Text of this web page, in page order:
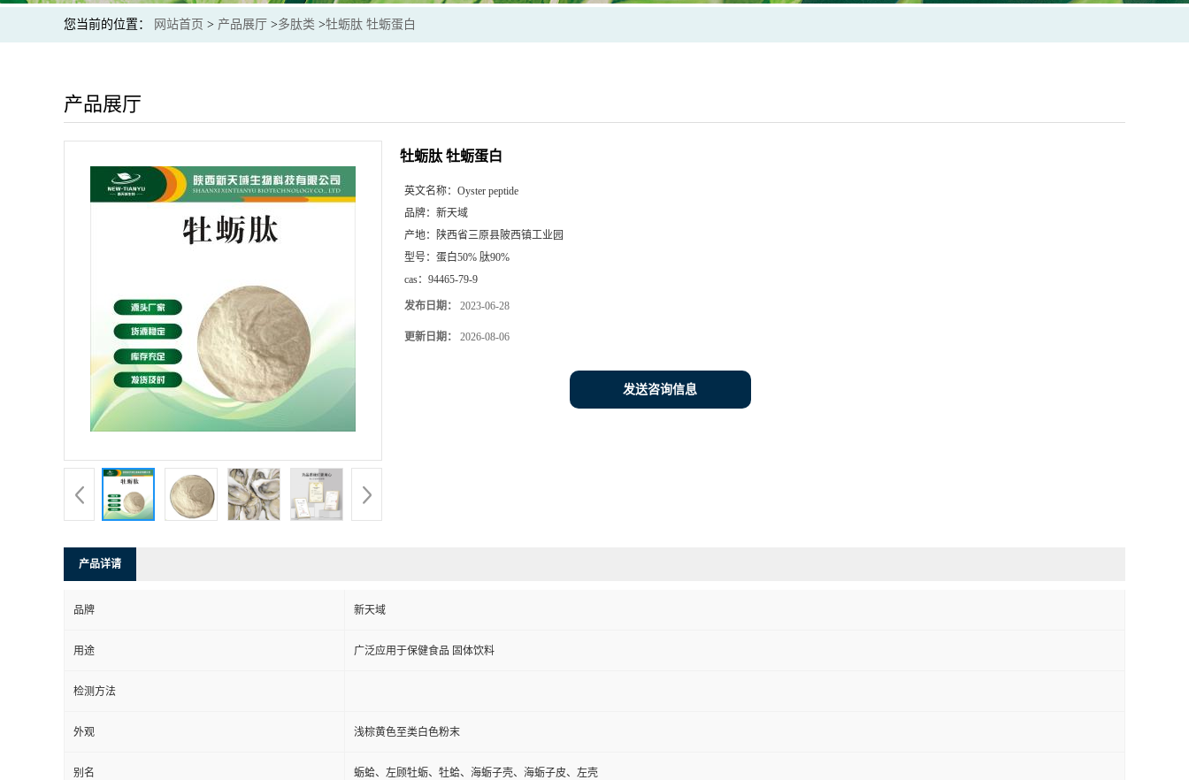
您当前的位置： 网站首页 > 产品展厅 >多肽类 >牡蛎肽 牡蛎蛋白
产品展厅
牡蛎肽 牡蛎蛋白
英文名称： Oyster peptide
品牌： 新天域
产地：
陕西省三原县陂西镇工业园
型号： 蛋白50% 肽90%
cas： 94465-79-9
发布日期： 2023-06-28
更新日期： 2026-08-06
发送咨询信息
产品详请
品牌 新天域
用途 广泛应用于保健食品 固体饮料
检测方法
外观 浅棕黄色至类白色粉末
别名 蛎蛤、左顾牡蛎、牡蛤、海蛎子壳、海蛎子皮、左壳